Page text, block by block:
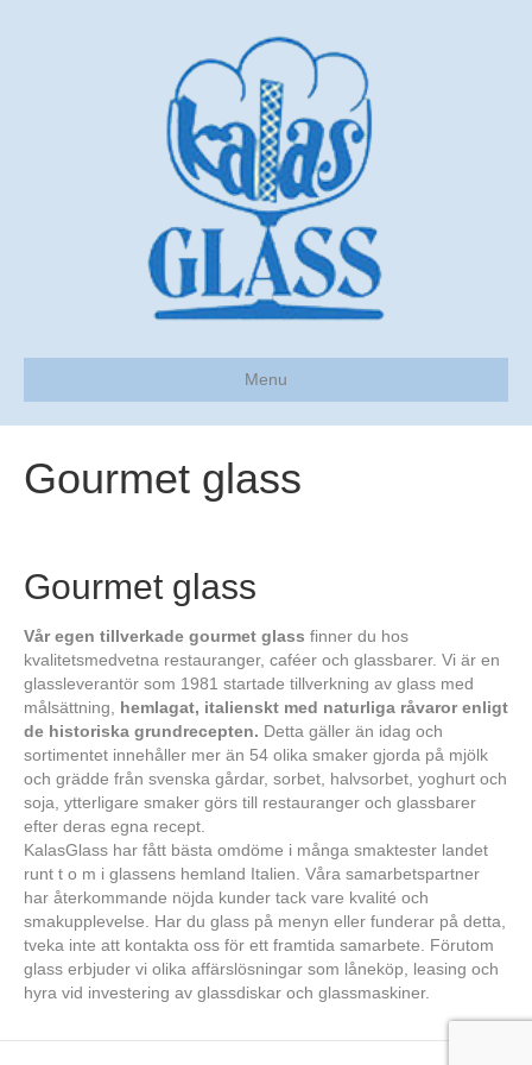
Menu
Gourmet glass
Gourmet glass
Vår egen tillverkade gourmet glass finner du hos
kvalitetsmedvetna restauranger, caféer och glassbarer. Vi är en
glassleverantör som 1981 startade tillverkning av glass med
målsättning, hemlagat, italienskt med naturliga råvaror enligt
de historiska grundrecepten. Detta gäller än idag och
sortimentet innehåller mer än 54 olika smaker gjorda på mjölk
och grädde från svenska gårdar, sorbet, halvsorbet, yoghurt och
soja, ytterligare smaker görs till restauranger och glassbarer
efter deras egna recept.
KalasGlass har fått bästa omdöme i många smaktester landet
runt t o m i glassens hemland Italien. Våra samarbetspartner
har återkommande nöjda kunder tack vare kvalité och
smakupplevelse. Har du glass på menyn eller funderar på detta,
tveka inte att kontakta oss för ett framtida samarbete. Förutom
glass erbjuder vi olika affärslösningar som låneköp, leasing och
hyra vid investering av glassdiskar och glassmaskiner.